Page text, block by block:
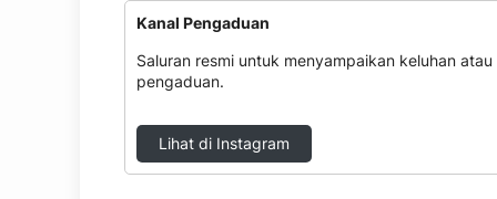
Kanal Pengaduan
Saluran resmi untuk menyampaikan keluhan atau
pengaduan.
Lihat di Instagram